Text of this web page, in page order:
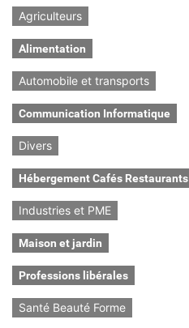
Agriculteurs
Alimentation
Automobile et transports
Communication Informatique
Divers
Hébergement Cafés Restaurants
Industries et PME
Maison et jardin
Professions libérales
Santé Beauté Forme